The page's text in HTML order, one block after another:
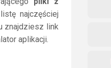
najczęściej
znajdziesz link
aplikacji.